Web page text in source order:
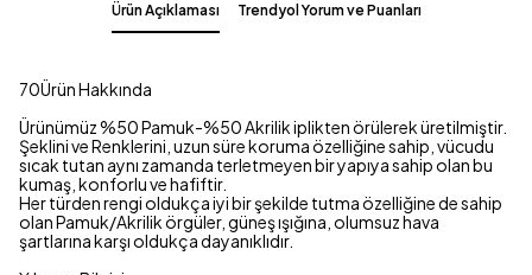
Ürün Açıklaması Trendyol Yorum ve Puanları
70Ürün Hakkında
Ürünümüz %50 Pamuk-%50 Akrilik iplikten örülerek üretilmiştir.
Şeklini ve Renklerini, uzun süre koruma özelliğine sahip, vücudu
sıcak tutan aynı zamanda terletmeyen bir yapıya sahip olan bu
kumaş, konforlu ve hafiftir.
Her türden rengi oldukça iyi bir şekilde tutma özelliğine de sahip
olan Pamuk/Akrilik örgüler, güneş ışığına, olumsuz hava
şartlarına karşı oldukça dayanıklıdır.